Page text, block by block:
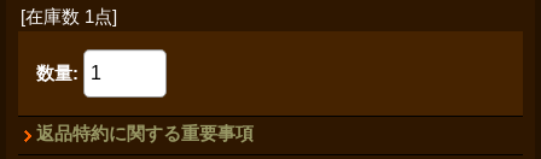
[在庫数 1点]
数量:
返品特約に関する重要事項